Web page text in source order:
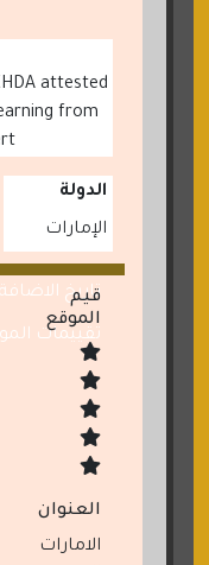
attested
from
الدولة
الإمارات
تاريخ الاضافة: 2025/05/
تقييمات
قيم
الموقع
العنوان
الامارات